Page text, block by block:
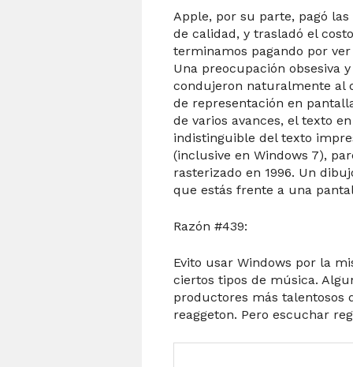
Apple, por su parte, pagó
de calidad, y trasladó el
terminamos pagando por
Una preocupación obsesiva
condujeron naturalmente al
de representación en
de varios avances, el texto
indistinguible del texto
(inclusive en Windows 7),
rasterizado en 1996. Un
que estás frente a una
Razón #439:
Evito usar Windows por la
ciertos tipos de música.
productores más talentosos
reaggeton. Pero escuchar